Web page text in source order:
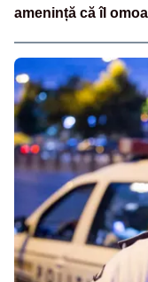
amenință că îl